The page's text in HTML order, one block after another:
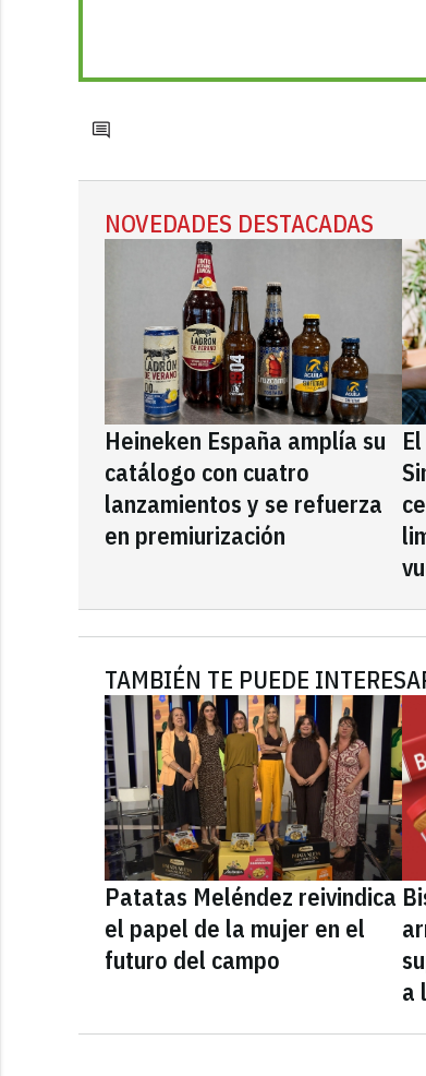
NOVEDADES DESTACADAS
Heineken España amplía su
catálogo con cuatro
lanzamientos y se refuerza
en premiurización
TAMBIÉN TE PUEDE
Patatas Meléndez reivindica
el papel de la mujer en el
futuro del campo
a